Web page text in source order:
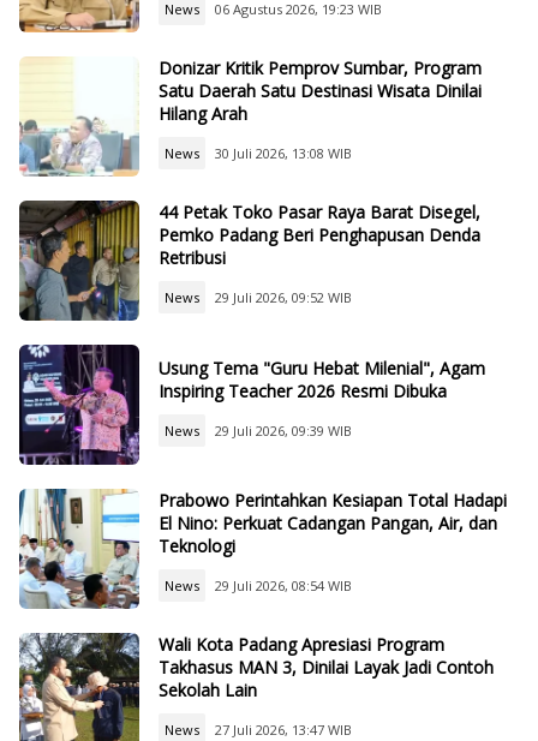
News 06 Agustus 2026, 19:23 WIB
Donizar Kritik Pemprov Sumbar, Program
Satu Daerah Satu Destinasi Wisata Dinilai
Hilang Arah
News 30 Juli 2026, 13:08 WIB
44 Petak Toko Pasar Raya Barat Disegel,
Pemko Padang Beri Penghapusan Denda
Retribusi
News 29 Juli 2026, 09:52 WIB
Usung Tema "Guru Hebat Milenial", Agam
Inspiring Teacher 2026 Resmi Dibuka
News 29 Juli 2026, 09:39 WIB
Prabowo Perintahkan Kesiapan Total Hadapi
El Nino: Perkuat Cadangan Pangan, Air, dan
Teknologi
News 29 Juli 2026, 08:54 WIB
Wali Kota Padang Apresiasi Program
Takhasus MAN 3, Dinilai Layak Jadi Contoh
Sekolah Lain
News 27 Juli 2026, 13:47 WIB